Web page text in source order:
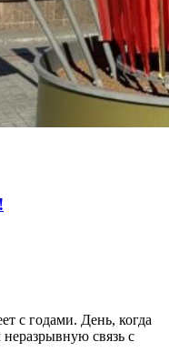
с годами. День, когда
связь с